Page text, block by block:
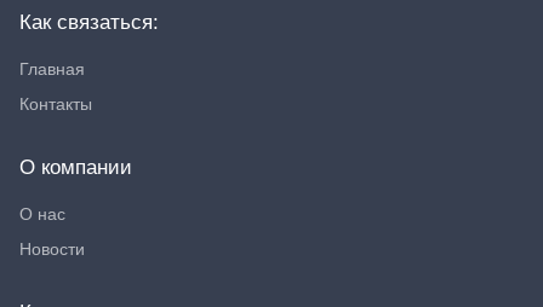
Как связаться:
Главная
Контакты
О компании
О нас
Новости